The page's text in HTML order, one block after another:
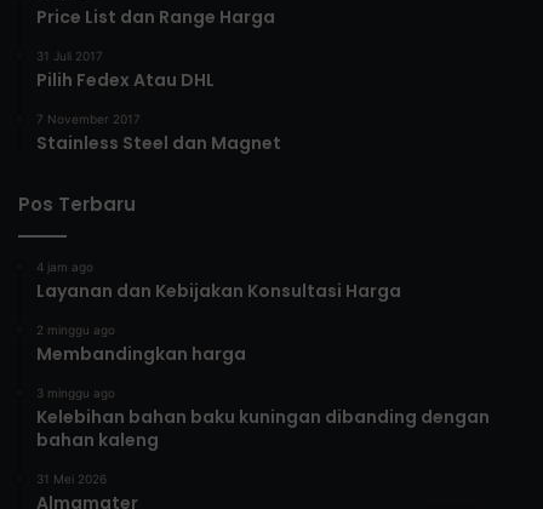
Price List dan Range Harga
31 Juli 2017
Pilih Fedex Atau DHL
7 November 2017
Stainless Steel dan Magnet
Pos Terbaru
4 jam ago
Layanan dan Kebijakan Konsultasi Harga
2 minggu ago
Membandingkan harga
3 minggu ago
Kelebihan bahan baku kuningan dibanding dengan
bahan kaleng
31 Mei 2026
Almamater